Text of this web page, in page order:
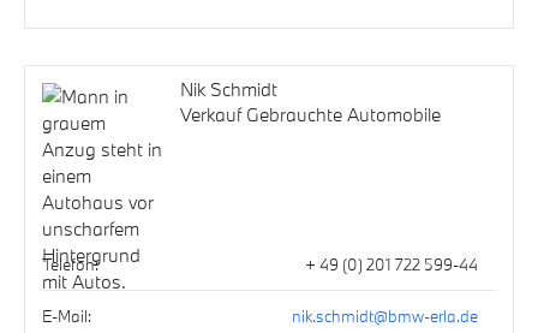
Nik Schmidt
Verkauf Gebrauchte Automobile
Telefon: + 49 (0) 201 722 599-44
E-Mail: nik.schmidt@bmw-erla.de